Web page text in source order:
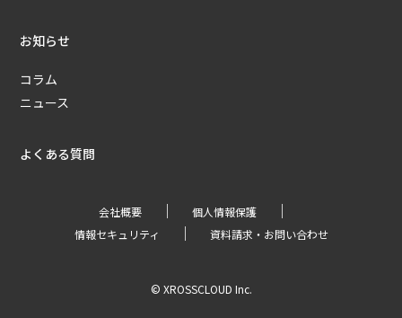
お知らせ
コラム
ニュース
よくある質問
会社概要 ｜ 個人情報保護 ｜
情報セキュリティ ｜ 資料請求・お問い合わせ
© XROSSCLOUD Inc.